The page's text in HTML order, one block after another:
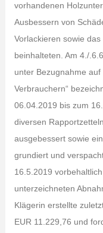
vorhandenen
Ausbessern von
Vorlackieren sowie
beinhalteten. Am 4./
unter Bezugnahme
Verbrauchern“
06.04.2019 bis zum
diversen
ausgebessert sowie
grundiert und
16.5.2019
unterzeichneten
Klägerin erstellte
EUR 11.229,76 und